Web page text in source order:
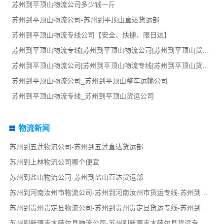
苏州到平顶山物流公司多少钱一斤
苏州到平顶山物流公司-苏州到平顶山直达货运部
苏州到平顶山物流专线公司【安全、快捷、限日达】
苏州到平顶山物流专线|苏州到平顶山物流公司|苏州到平顶山货运专线
苏州到平顶山物流公司|苏州到平顶山物流专线|苏州到平顶山货运部
苏州到平顶山物流公司_苏州到平顶山整车运输公司
苏州到平顶山物流专线_苏州到平顶山货运公司
物流新闻
苏州到五莲物流公司-苏州到五莲直达货运部
苏州到上林物流公司哪个便宜
苏州到盐山物流公司-苏州到盐山直达货运部